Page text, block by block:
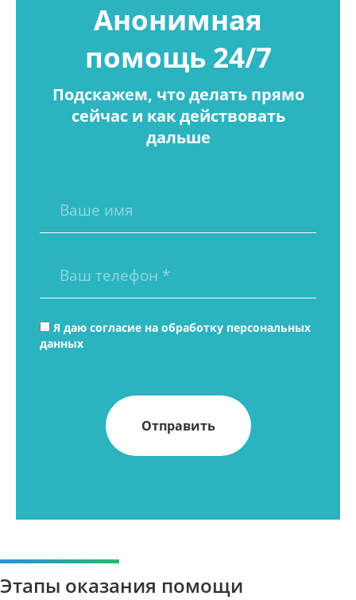
Анонимная
помощь 24/7
Подскажем, что делать прямо
сейчас и как действовать
дальше
Я даю согласие на обработку персональных
данных
Этапы оказания помощи